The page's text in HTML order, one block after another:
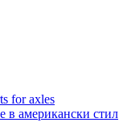
в американски стил